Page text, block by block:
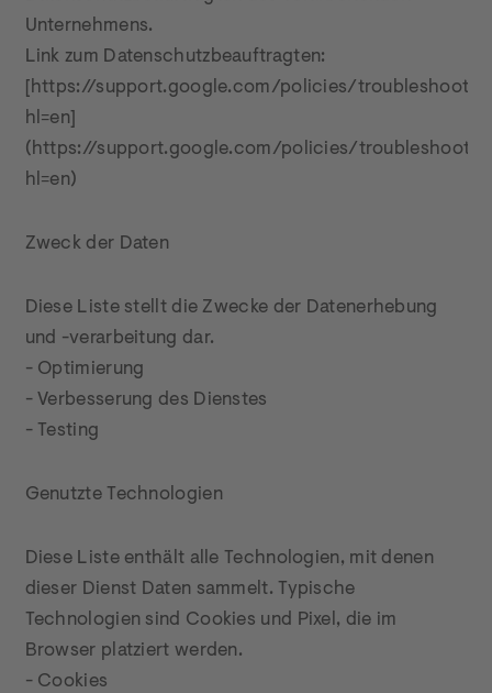
Unternehmens.
Link zum Datenschutzbeauftragten:
[https://support.google.com/policies/troubleshooter/
hl=en]
(https://support.google.com/policies/troubleshooter/
hl=en)
Zweck der Daten
Diese Liste stellt die Zwecke der Datenerhebung
und -verarbeitung dar.
- Optimierung
- Verbesserung des Dienstes
- Testing
Genutzte Technologien
Diese Liste enthält alle Technologien, mit denen
dieser Dienst Daten sammelt. Typische
Technologien sind Cookies und Pixel, die im
Browser platziert werden.
- Cookies